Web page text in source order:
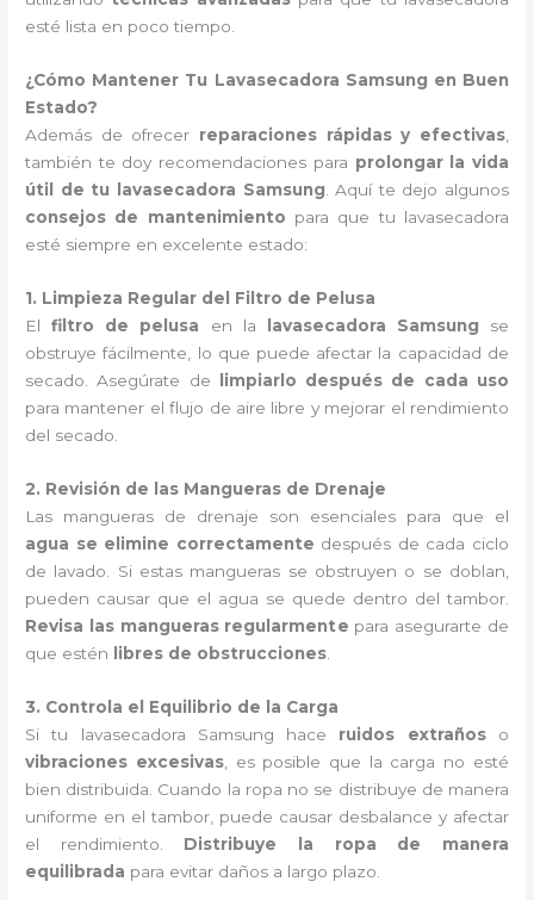
esté lista en poco tiempo.
¿Cómo Mantener Tu Lavasecadora Samsung en Buen
Estado?
Además de ofrecer reparaciones rápidas y efectivas,
también te doy recomendaciones para prolongar la vida
útil de tu lavasecadora Samsung . Aquí te dejo algunos
consejos de mantenimiento para que tu lavasecadora
esté siempre en excelente estado:
1. Limpieza Regular del Filtro de Pelusa
Elfiltro de pelusa en la lavasecadora Samsung se
obstruye fácilmente, lo que puede afectar la capacidad de
secado. Asegúrate de
limpiarlo después de cada uso
para mantener el flujo de aire libre y mejorar el rendimiento
del secado.
2. Revisión de las Mangueras de Drenaje
Las mangueras de drenaje son esenciales para que el
agua se elimine correctamente después de cada ciclo
de lavado. Si estas mangueras se obstruyen o se doblan,
pueden causar que el agua se quede dentro del tambor.
Revisa las mangueras regularmente para asegurarte de
que estén
libres de obstrucciones
3. Controla el Equilibrio de la Carga
Si tu lavasecadora Samsung hace ruidos extrañoso
vibraciones excesivas, es posible que la carga no esté
bien distribuida. Cuando la ropa no se distribuye de manera
uniforme en el tambor, puede causar desbalance y afectar
el rendimiento. Distribuye la ropa de manera
equilibrada para evitar daños a largo plazo.